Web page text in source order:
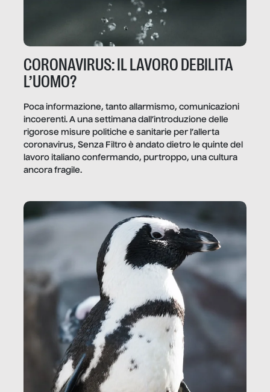
CORONAVIRUS: IL LAVORO DEBILITA
L’UOMO?
Poca informazione, tanto allarmismo, comunicazioni
incoerenti. A una settimana dall’introduzione delle
rigorose misure politiche e sanitarie per l’allerta
coronavirus, Senza Filtro è andato dietro le quinte del
lavoro italiano confermando, purtroppo, una cultura
ancora fragile.